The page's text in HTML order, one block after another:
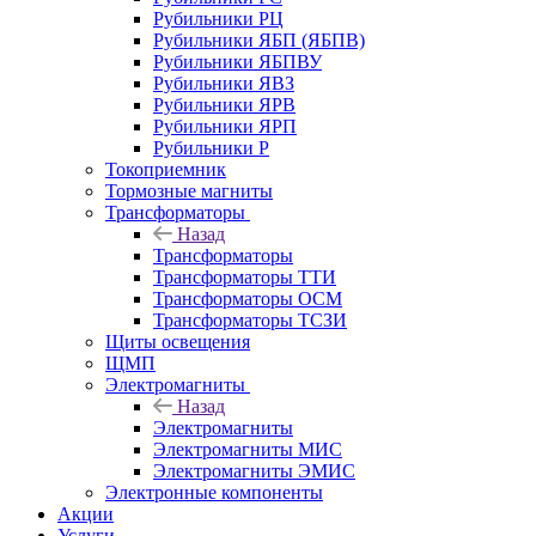
Рубильники РЦ
Рубильники ЯБП (ЯБПВ)
Рубильники ЯБПВУ
Рубильники ЯВЗ
Рубильники ЯРВ
Рубильники ЯРП
Рубильники Р
Токоприемник
Тормозные магниты
Трансформаторы
Назад
Трансформаторы
Трансформаторы ТТИ
Трансформаторы ОСМ
Трансформаторы ТСЗИ
Щиты освещения
ЩМП
Электромагниты
Назад
Электромагниты
Электромагниты МИС
Электромагниты ЭМИС
Электронные компоненты
Акции